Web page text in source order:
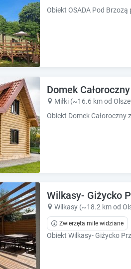
Domek
Miłki (~16.6 km od
Wilkasy- Giżycko
Wilkasy (~18.2 km od
Zwierzęta mile widziane